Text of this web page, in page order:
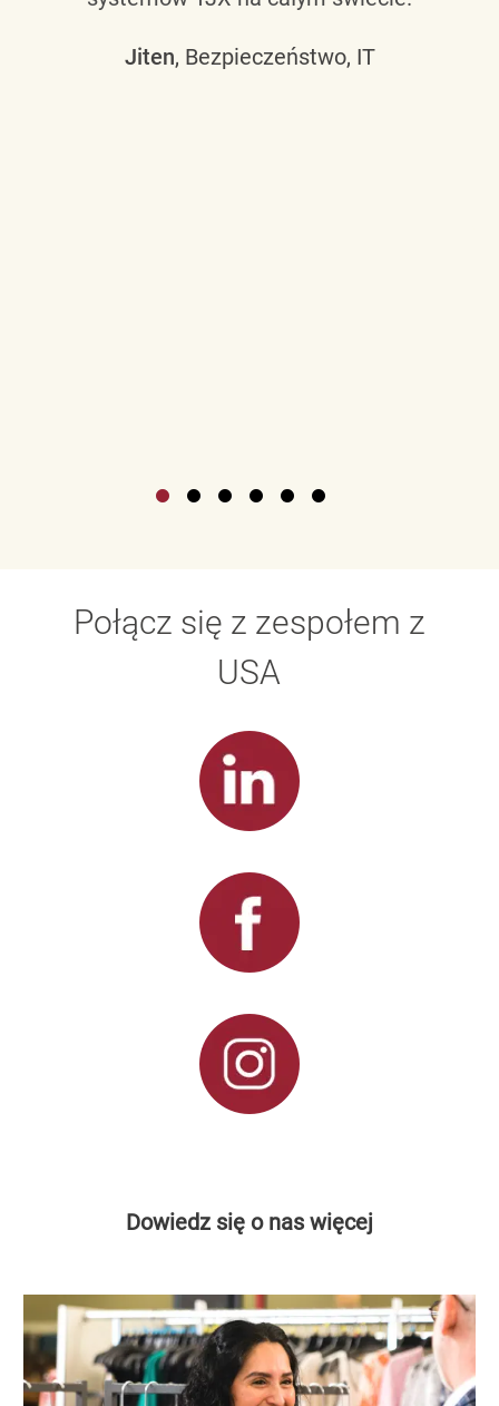
Jiten, Bezpieczeństwo, IT
Połącz się z zespołem z
USA
Dowiedz się o nas więcej